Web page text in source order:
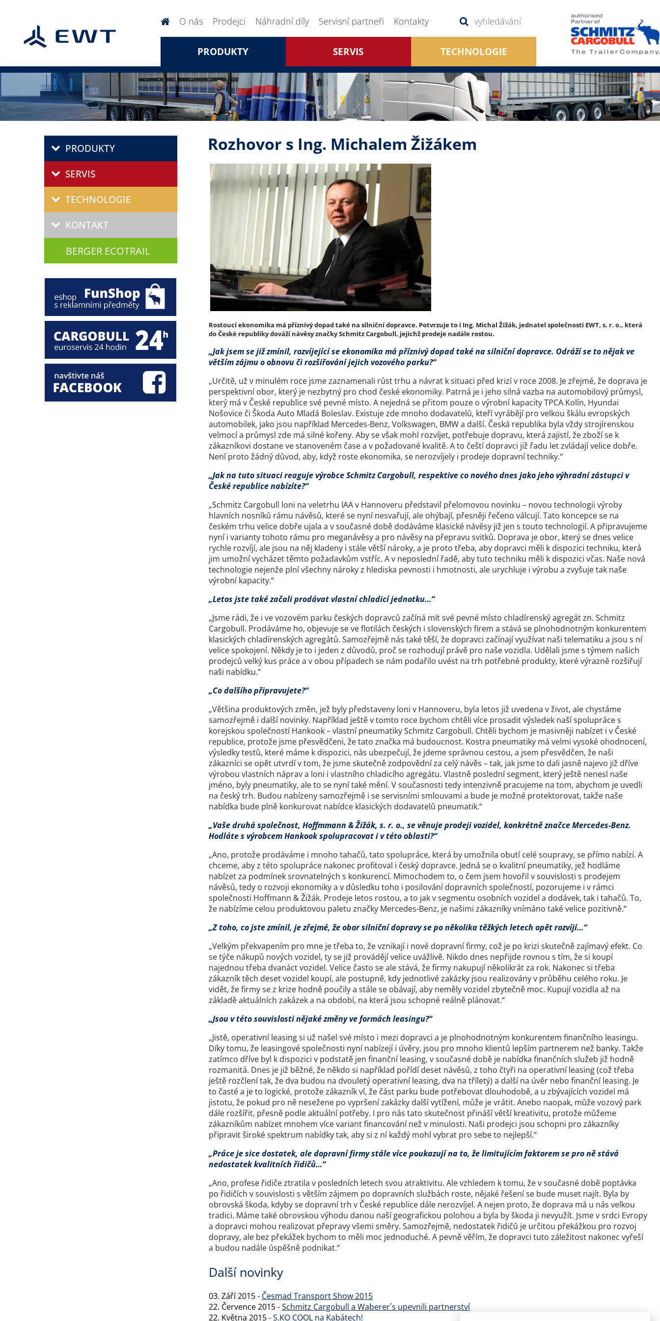
O nás Prodejci Náhradní díly Servisní partneři Kontakty
PRODUKTY SERVIS TECHNOLOGIE
Rozhovor s Ing. Michalem Žižákem
Rostoucí ekonomika má příznivý dopad také na silniční dopravce. Potvrzuje to i Ing. Michal Žižák, jednatel společnosti EWT, s. r. o., která
do České republiky dováží návěsy značky Schmitz Cargobull, jejichž prodeje nadále rostou.
„Jak jsem se již zmínil, rozvíjející se ekonomika má příznivý dopad také na silniční dopravce. Odráží se to nějak ve
větším zájmu o obnovu či rozšiřování jejich vozového parku?“
„Určitě, už v minulém roce jsme zaznamenali růst trhu a návrat k situaci před krizí v roce 2008. Je zřejmé, že doprava je
perspektivní obor, který je nezbytný pro chod české ekonomiky. Patrná je i jeho silná vazba na automobilový průmysl,
který má v České republice své pevné místo. A nejedná se přitom pouze o výrobní kapacity TPCA Kolín, Hyundai
Nošovice či Škoda Auto Mladá Boleslav. Existuje zde mnoho dodavatelů, kteří vyrábějí pro velkou škálu evropských
automobilek, jako jsou například Mercedes-Benz, Volkswagen, BMW a další. Česká republika byla vždy strojírenskou
velmocí a průmysl zde má silné kořeny. Aby se však mohl rozvíjet, potřebuje dopravu, která zajistí, že zboží se k
zákazníkovi dostane ve stanoveném čase a v požadované kvalitě. A to čeští dopravci již řadu let zvládají velice dobře.
Není proto žádný důvod, aby, když roste ekonomika, se nerozvíjely i prodeje dopravní techniky.“
„Jak na tuto situaci reaguje výrobce Schmitz Cargobull, respektive co nového dnes jako jeho výhradní zástupci v
České republice nabízíte?“
„Schmitz Cargobull loni na veletrhu IAA v Hannoveru představil přelomovou novinku – novou technologii výroby
hlavních nosníků rámu návěsů, které se nyní nesvařují, ale ohýbají, přesněji řečeno válcují. Tato koncepce se na
českém trhu velice dobře ujala a v současné době dodáváme klasické návěsy již jen s touto technologií. A připravujeme
nyní i varianty tohoto rámu pro meganávěsy a pro návěsy na přepravu svitků. Doprava je obor, který se dnes velice
rychle rozvíjí, ale jsou na něj kladeny i stále větší nároky, a je proto třeba, aby dopravci měli k dispozici techniku, která
jim umožní vycházet těmto požadavkům vstříc. A v neposlední řadě, aby tuto techniku měli k dispozici včas. Naše nová
technologie nejenže plní všechny nároky z hlediska pevnosti i hmotnosti, ale urychluje i výrobu a zvyšuje tak naše
výrobní kapacity.“
„Letos jste také začali prodávat vlastní chladicí jednotku…“
„Jsme rádi, že i ve vozovém parku českých dopravců začíná mít své pevné místo chladírenský agregát zn. Schmitz
Cargobull. Prodáváme ho, objevuje se ve flotilách českých i slovenských firem a stává se plnohodnotným konkurentem
klasických chladírenských agregátů. Samozřejmě nás také těší, že dopravci začínají využívat naši telematiku a jsou s ní
velice spokojení. Někdy je to i jeden z důvodů, proč se rozhodují právě pro naše vozidla. Udělali jsme s týmem našich
prodejců velký kus práce a v obou případech se nám podařilo uvést na trh potřebné produkty, které výrazně rozšiřují
naši nabídku.“
„Co dalšího připravujete?“
„Většina produktových změn, jež byly představeny loni v Hannoveru, byla letos již uvedena v život, ale chystáme
samozřejmě i další novinky. Například ještě v tomto roce bychom chtěli více prosadit výsledek naší spolupráce s
korejskou společností Hankook – vlastní pneumatiky Schmitz Cargobull. Chtěli bychom je masivněji nabízet i v České
republice, protože jsme přesvědčeni, že tato značka má budoucnost. Kostra pneumatiky má velmi vysoké ohodnocení,
výsledky testů, které máme k dispozici, nás ubezpečují, že jdeme správnou cestou, a jsem přesvědčen, že naši
zákazníci se opět utvrdí v tom, že jsme skutečně zodpovědní za celý návěs – tak, jak jsme to dali jasně najevo již dříve
výrobou vlastních náprav a loni i vlastního chladicího agregátu. Vlastně poslední segment, který ještě nenesl naše
jméno, byly pneumatiky, ale to se nyní také mění. V současnosti tedy intenzivně pracujeme na tom, abychom je uvedli
na český trh. Budou nabízeny samozřejmě i se servisními smlouvami a bude je možné protektorovat, takže naše
nabídka bude plně konkurovat nabídce klasických dodavatelů pneumatik.“
„Vaše druhá společnost, Hoffmmann & Žižák, s. r. o., se věnuje prodeji vozidel, konkrétně značce Mercedes-Benz.
Hodláte s výrobcem Hankook spolupracovat i v této oblasti?“
„Ano, protože prodáváme i mnoho tahačů, tato spolupráce, která by umožnila obutí celé soupravy, se přímo nabízí. A
chceme, aby z této spolupráce nakonec profitoval i český dopravce. Jedná se o kvalitní pneumatiky, jež hodláme
nabízet za podmínek srovnatelných s konkurencí. Mimochodem to, o čem jsem hovořil v souvislosti s prodejem
návěsů, tedy o rozvoji ekonomiky a v důsledku toho i posilování dopravních společností, pozorujeme i v rámci
společnosti Hoffmann & Žižák. Prodeje letos rostou, a to jak v segmentu osobních vozidel a dodávek, tak i tahačů. To,
že nabízíme celou produktovou paletu značky Mercedes-Benz, je našimi zákazníky vnímáno také velice pozitivně.“
„Z toho, co jste zmínil, je zřejmé, že obor silniční dopravy se po několika těžkých letech opět rozvíjí…“
„Velkým překvapením pro mne je třeba to, že vznikají i nové dopravní firmy, což je po krizi skutečně zajímavý efekt. Co
se týče nákupů nových vozidel, ty se již provádějí velice uvážlivě. Nikdo dnes nepřijde rovnou s tím, že si koupí
najednou třeba dvanáct vozidel. Velice často se ale stává, že firmy nakupují několikrát za rok. Nakonec si třeba
zákazník těch deset vozidel koupí, ale postupně, kdy jednotlivé zakázky jsou realizovány v průběhu celého roku. Je
vidět, že firmy se z krize hodně poučily a stále se obávají, aby neměly vozidel zbytečně moc. Kupují vozidla až na
základě aktuálních zakázek a na období, na která jsou schopné reálně plánovat.“
„Jsou v této souvislosti nějaké změny ve formách leasingu?“
„Jistě, operativní leasing si už našel své místo i mezi dopravci a je plnohodnotným konkurentem finančního leasingu.
Díky tomu, že leasingové společnosti nyní nabízejí i úvěry, jsou pro mnoho klientů lepším partnerem než banky. Takže
zatímco dříve byl k dispozici v podstatě jen finanční leasing, v současné době je nabídka finančních služeb již hodně
rozmanitá. Dnes je již běžné, že někdo si například pořídí deset návěsů, z toho čtyři na operativní leasing (což třeba
ještě rozčlení tak, že dva budou na dvouletý operativní leasing, dva na tříletý) a další na úvěr nebo finanční leasing. Je
to časté a je to logické, protože zákazník ví, že část parku bude potřebovat dlouhodobě, a u zbývajících vozidel má
jistotu, že pokud pro ně nesežene po vypršení zakázky další vytížení, může je vrátit. Anebo naopak, může vozový park
dále rozšířit, přesně podle aktuální potřeby. I pro nás tato skutečnost přináší větší kreativitu, protože můžeme
zákazníkům nabízet mnohem více variant financování než v minulosti. Naši prodejci jsou schopni pro zákazníky
připravit široké spektrum nabídky tak, aby si z ní každý mohl vybrat pro sebe to nejlepší.“
„Práce je sice dostatek, ale dopravní firmy stále více poukazují na to, že limitujícím faktorem se pro ně stává
nedostatek kvalitních řidičů…“
„Ano, profese řidiče ztratila v posledních letech svou atraktivitu. Ale vzhledem k tomu, že v současné době poptávka
po řidičích v souvislosti s větším zájmem po dopravních službách roste, nějaké řešení se bude muset najít. Byla by
obrovská škoda, kdyby se dopravní trh v České republice dále nerozvíjel. A nejen proto, že doprava má u nás velkou
tradici. Máme také obrovskou výhodu danou naší geografickou polohou a byla by škoda ji nevyužít. Jsme v srdci Evropy
a dopravci mohou realizovat přepravy všemi směry. Samozřejmě, nedostatek řidičů je určitou překážkou pro rozvoj
dopravy, ale bez překážek bychom to měli moc jednoduché. A pevně věřím, že dopravci tuto záležitost nakonec vyřeší
a budou nadále úspěšně podnikat.“
Další novinky
03. Září 2015 - Česmad Transport Show 2015
22. Července 2015 -Schmitz Cargobull a Waberer´s upevnili partnerství
22. Května 2015 -S.KO COOL na Kabátech!
PRODUKTY
SERVIS
TECHNOLOGIE
KONTAKT
BERGER ECOTRAIL